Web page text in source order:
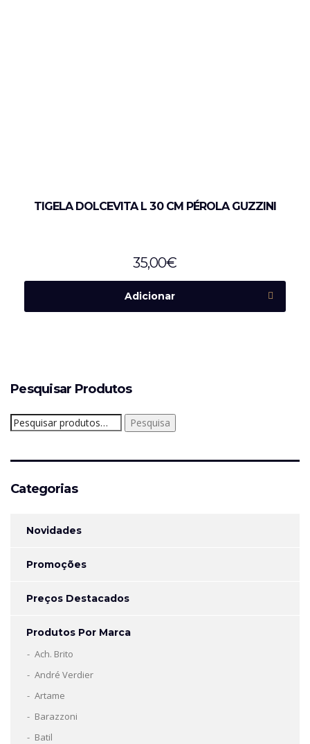
TIGELA DOLCEVITA L 30 CM PÉROLA GUZZINI
35,00€
Adicionar
Pesquisar Produtos
Pesquisar
por:
Pesquisa
Categorias
Novidades
Promoções
Preços Destacados
Produtos Por Marca
Ach. Brito
André Verdier
Artame
Barazzoni
Batil